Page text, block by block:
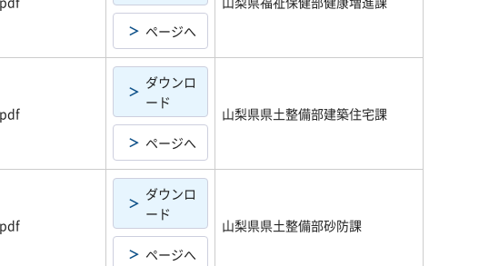
ページへ
pdf
ダウンロ
ード
ページへ
山梨県県土整備部建築住宅課
pdf
ダウンロ
ード
ページへ
山梨県県土整備部砂防課